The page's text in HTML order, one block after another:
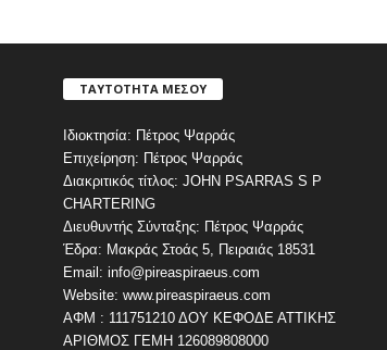
ΤΑΥΤΟΤΗΤΑ ΜΕΣΟΥ
Ιδιοκτησία: Πέτρος Ψαρράς
Επιχείρηση: Πέτρος Ψαρράς
Διακριτικός τίτλος: JOHN PSARRAS S P
CHARTERING
Διευθυντής Σύνταξης: Πέτρος Ψαρράς
Έδρα: Μακράς Στοάς 5, Πειραιάς 18531
Email: info@pireaspiraeus.com
Website: www.pireaspiraeus.com
ΑΦΜ : 111751210 ΔΟΥ ΚΕΦΟΔΕ ΑΤΤΙΚΗΣ
ΑΡΙΘΜΟΣ ΓΕΜΗ 126089808000